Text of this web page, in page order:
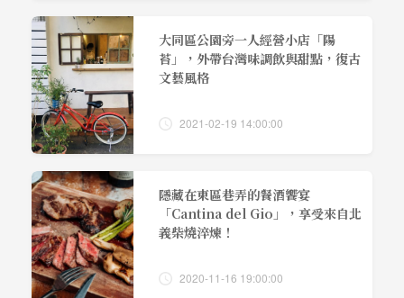
大同區公園旁一人經營小店「陽
苔」，外帶台灣味調飲與甜點，復古
文藝風格
2021-02-19 14:00:00
隱藏在東區巷弄的餐酒饗宴
「Cantina del Gio」，享受來自北
義柴燒淬煉！
2020-11-16 19:00:00